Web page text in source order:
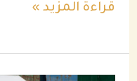
قراءة المزيد »